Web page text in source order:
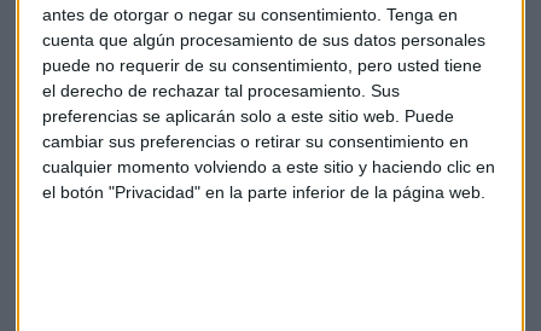
antes de otorgar o negar su consentimiento. Tenga en
cuenta que algún procesamiento de sus datos personales
puede no requerir de su consentimiento, pero usted tiene
el derecho de rechazar tal procesamiento. Sus
preferencias se aplicarán solo a este sitio web. Puede
cambiar sus preferencias o retirar su consentimiento en
cualquier momento volviendo a este sitio y haciendo clic en
el botón "Privacidad" en la parte inferior de la página web.
Empresas Banca México Bbva
BBVA Bancomer